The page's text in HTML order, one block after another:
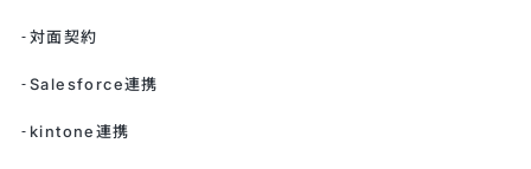
対面契約
Salesforce連携
kintone連携